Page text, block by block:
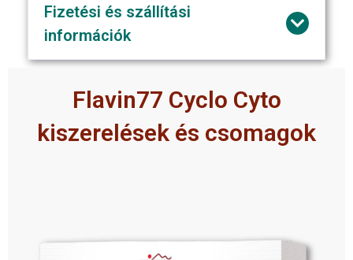
Fizetési és szállítási
információk
Flavin77 Cyclo Cyto
kiszerelések és csomagok